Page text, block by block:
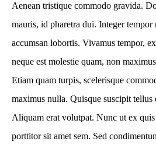
Aenean tristique commodo gravida.
mauris, id pharetra dui. Integer tempor
accumsan lobortis. Vivamus tempor,
neque est molestie quam, non
Etiam quam turpis, scelerisque
maximus nulla. Quisque suscipit tellus
Aliquam erat volutpat. Nunc ut ex
porttitor sit amet sem. Sed